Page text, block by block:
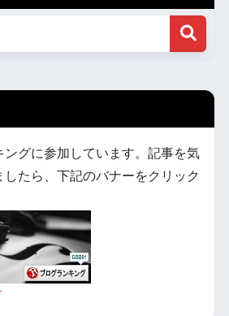
ングに参加しています。記事を気
たら、下記のバナーをクリック